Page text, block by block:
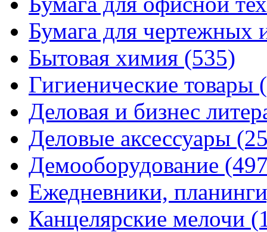
Бумага для чертежных
Бытовая химия (535)
Гигиенические товары
Деловая и бизнес
Деловые аксессуары
Демооборудование
Ежедневники,
Канцелярские мелочи